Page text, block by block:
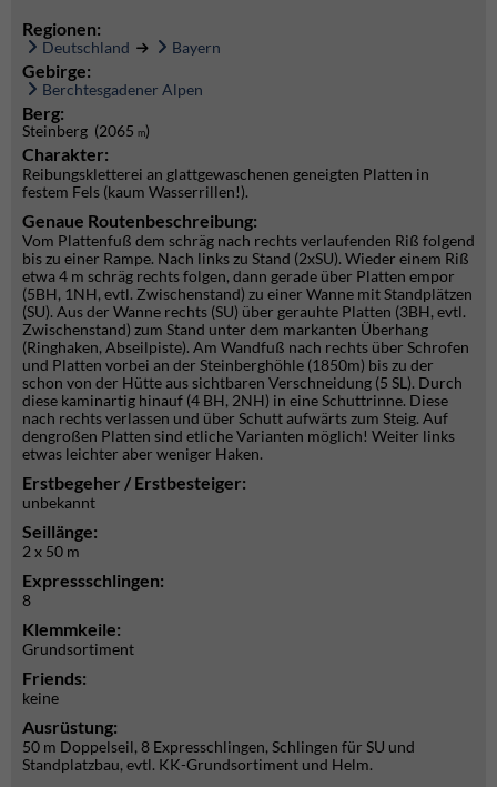
Regionen:
Deutschland Bayern
Gebirge:
Berchtesgadener Alpen
Berg:
Steinberg (2065 m)
Charakter:
Reibungskletterei an glattgewaschenen geneigten Platten in
festem Fels (kaum Wasserrillen!).
Genaue Routenbeschreibung:
Vom Plattenfuß dem schräg nach rechts verlaufenden Riß folgend
bis zu einer Rampe. Nach links zu Stand (2xSU). Wieder einem Riß
etwa 4 m schräg rechts folgen, dann gerade über Platten empor
(5BH, 1NH, evtl. Zwischenstand) zu einer Wanne mit Standplätzen
(SU). Aus der Wanne rechts (SU) über gerauhte Platten (3BH, evtl.
Zwischenstand) zum Stand unter dem markanten Überhang
(Ringhaken, Abseilpiste). Am Wandfuß nach rechts über Schrofen
und Platten vorbei an der Steinberghöhle (1850m) bis zu der
schon von der Hütte aus sichtbaren Verschneidung (5 SL). Durch
diese kaminartig hinauf (4 BH, 2NH) in eine Schuttrinne. Diese
nach rechts verlassen und über Schutt aufwärts zum Steig. Auf
dengroßen Platten sind etliche Varianten möglich! Weiter links
etwas leichter aber weniger Haken.
Erstbegeher / Erstbesteiger:
unbekannt
Seillänge:
2 x 50 m
Expressschlingen:
8
Klemmkeile:
Grundsortiment
Friends:
keine
Ausrüstung:
50 m Doppelseil, 8 Expresschlingen, Schlingen für SU und
Standplatzbau, evtl. KK-Grundsortiment und Helm.